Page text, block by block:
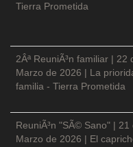
Tierra Prometida
2Âª ReuniÃ³n familiar | 22
Marzo de 2026 | La
familia - Tierra Prometida
ReuniÃ³n "SÃ© Sano" | 21
Marzo de 2026 | El